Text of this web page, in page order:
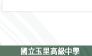
國立玉里高級中學